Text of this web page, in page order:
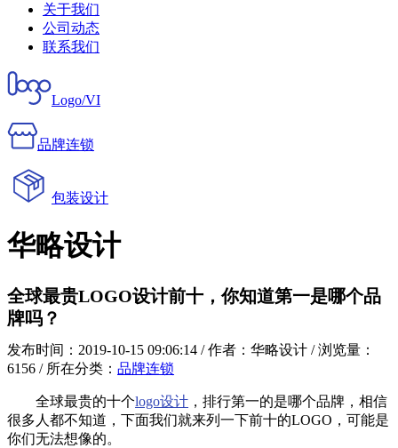
关于我们
公司动态
联系我们
Logo/VI
品牌连锁
包装设计
华略设计
全球最贵LOGO设计前十，你知道第一是哪个品
牌吗？
发布时间：2019-10-15 09:06:14 / 作者：华略设计 / 浏览量：
6156 / 所在分类： 品牌连锁
全球最贵的十个logo设计 ，排行第一的是哪个品牌，相信
很多人都不知道，下面我们就来列一下前十的LOGO，可能是
你们无法想像的。